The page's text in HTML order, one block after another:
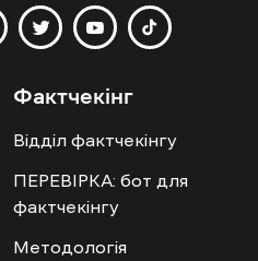
Фактчекінг
Відділ фактчекінгу
ПЕРЕВІРКА: бот для
фактчекінгу
Методологія